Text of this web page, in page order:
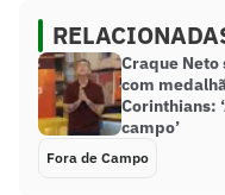
Craque
com
Corinthians:
campo’
Fora de Campo